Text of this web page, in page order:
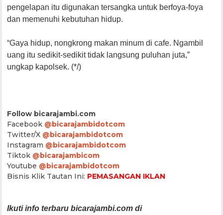
pengelapan itu digunakan tersangka untuk berfoya-foya
dan memenuhi kebutuhan hidup.
“Gaya hidup, nongkrong makan minum di cafe. Ngambil
uang itu sedikit-sedikit tidak langsung puluhan juta,”
ungkap kapolsek. (*/)
Follow bicarajambi.com
Facebook @bicarajambidotcom
Twitter/X @bicarajambidotcom
Instagram @bicarajambidotcom
Tiktok @bicarajambicom
Youtube @bicarajambidotcom
Bisnis Klik Tautan Ini: PEMASANGAN IKLAN
Ikuti info terbaru bicarajambi.com di